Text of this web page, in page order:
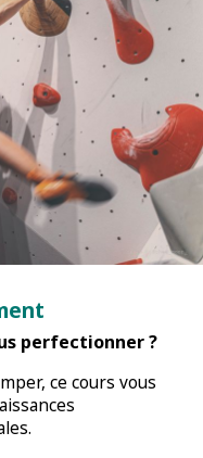
perfectionner ?
ce cours vous